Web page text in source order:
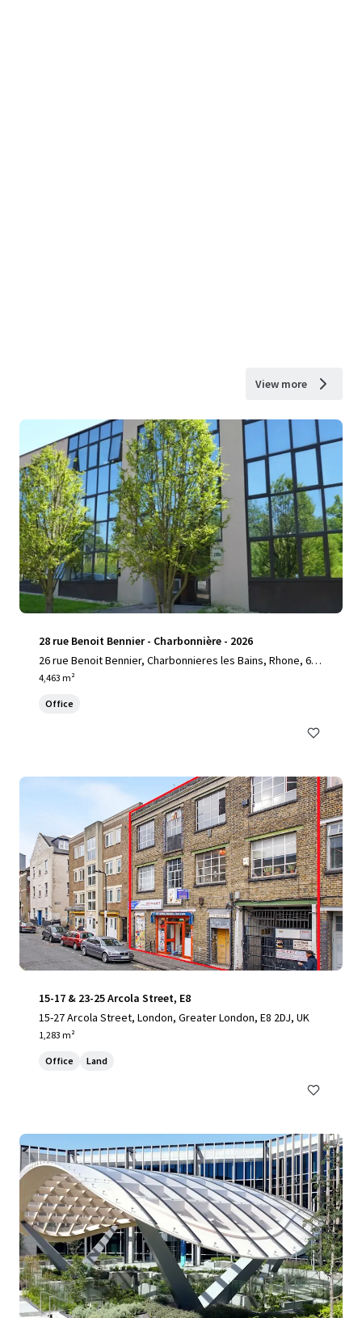
View more
28 rue Benoit Bennier - Charbonnière - 2026
26 rue Benoit Bennier, Charbonnieres les Bains, Rhone, 692
60, FR
4,463 m²
Office
15-17 & 23-25 Arcola Street, E8
15-27 Arcola Street, London, Greater London, E8 2DJ, UK
1,283 m²
Office Land